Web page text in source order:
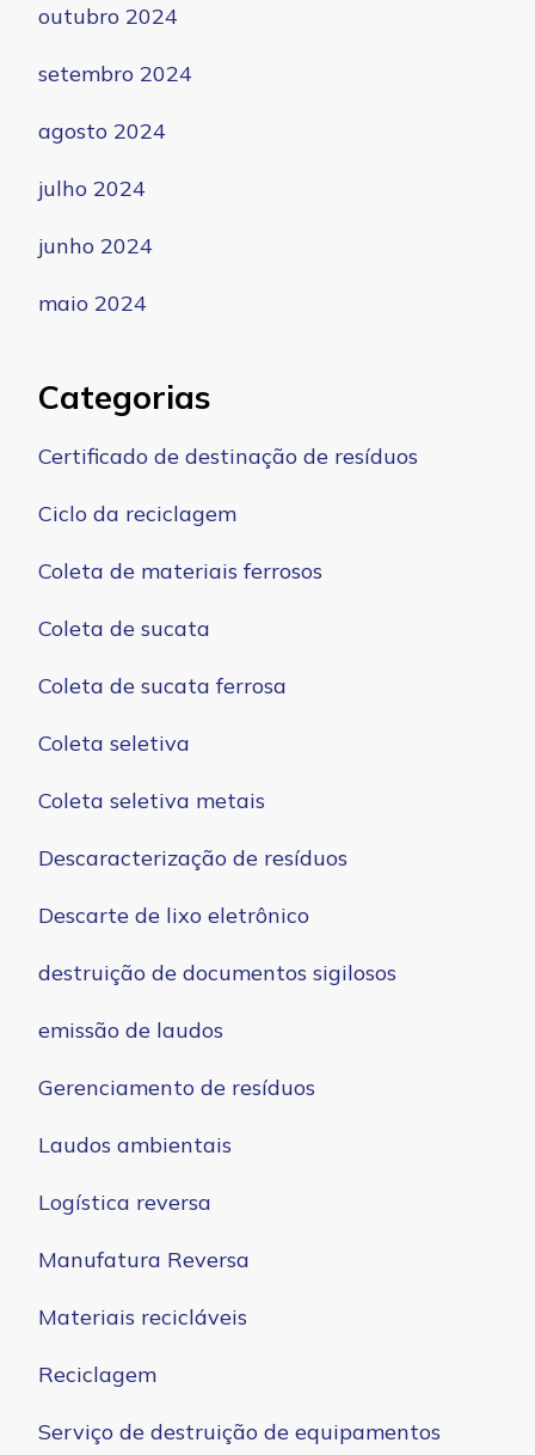
outubro 2024
setembro 2024
agosto 2024
julho 2024
junho 2024
maio 2024
Categorias
Certificado de destinação de resíduos
Ciclo da reciclagem
Coleta de materiais ferrosos
Coleta de sucata
Coleta de sucata ferrosa
Coleta seletiva
Coleta seletiva metais
Descaracterização de resíduos
Descarte de lixo eletrônico
destruição de documentos sigilosos
emissão de laudos
Gerenciamento de resíduos
Laudos ambientais
Logística reversa
Manufatura Reversa
Materiais recicláveis
Reciclagem
Serviço de destruição de equipamentos